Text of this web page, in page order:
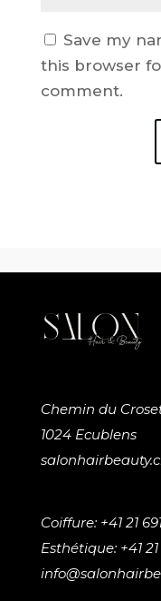
Save my
this browser
comment.
Chemin du
1024 Ecublens
Coiffure: +41 21
Esthétique: +41